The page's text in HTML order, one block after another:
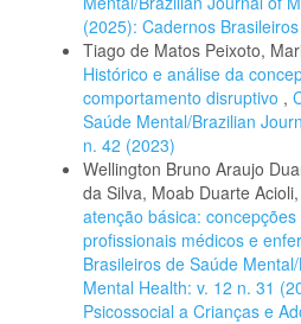
(2025): Cadernos
Tiago de Matos Peixoto,
Histórico e análise da
comportamento disruptivo ,
Saúde Mental/Brazilian
n. 42 (2023)
Wellington Bruno Araujo
da Silva, Moab Duarte Acioli,
atenção básica:
profissionais médicos e
Brasileiros de Saúde
Mental Health: v. 12 n. 31
Psicossocial a Crianças e